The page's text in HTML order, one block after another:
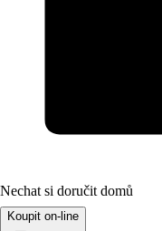
Nechat si doručit domů
Koupit on-line